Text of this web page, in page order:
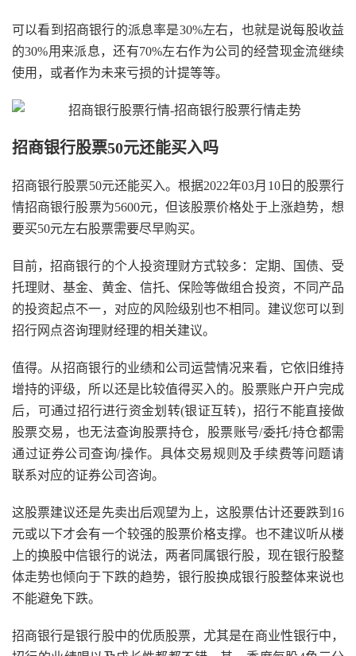
可以看到招商银行的派息率是30%左右，也就是说每股收益
的30%用来派息，还有70%左右作为公司的经营现金流继续
使用，或者作为未来亏损的计提等等。
招商银行股票50元还能买入吗
招商银行股票50元还能买入。根据2022年03月10日的股票行
情招商银行股票为5600元，但该股票价格处于上涨趋势，想
要买50元左右股票需要尽早购买。
目前，招商银行的个人投资理财方式较多：定期、国债、受
托理财、基金、黄金、信托、保险等做组合投资，不同产品
的投资起点不一，对应的风险级别也不相同。建议您可以到
招行网点咨询理财经理的相关建议。
值得。从招商银行的业绩和公司运营情况来看，它依旧维持
增持的评级，所以还是比较值得买入的。股票账户开户完成
后，可通过招行进行资金划转(银证互转)，招行不能直接做
股票交易，也无法查询股票持仓，股票账号/委托/持仓都需
通过证券公司查询/操作。具体交易规则及手续费等问题请
联系对应的证券公司咨询。
这股票建议还是先卖出后观望为上，这股票估计还要跌到16
元或以下才会有一个较强的股票价格支撑。也不建议听从楼
上的换股中信银行的说法，两者同属银行股，现在银行股整
体走势也倾向于下跌的趋势，银行股换成银行股整体来说也
不能避免下跌。
招商银行是银行股中的优质股票，尤其是在商业性银行中，